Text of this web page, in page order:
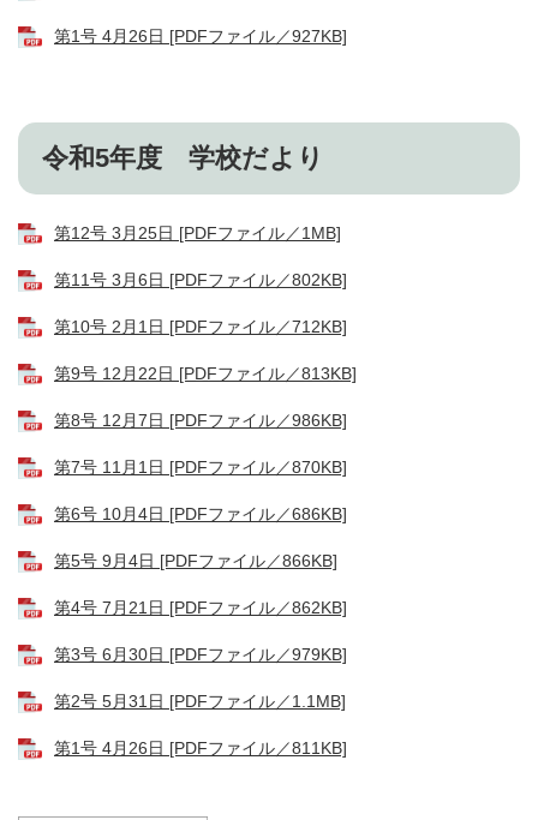
第1号 4月26日 [PDFファイル／927KB]
令和5年度 学校だより
第12号 3月25日 [PDFファイル／1MB]
第11号 3月6日 [PDFファイル／802KB]
第10号 2月1日 [PDFファイル／712KB]
第9号 12月22日 [PDFファイル／813KB]
第8号 12月7日 [PDFファイル／986KB]
第7号 11月1日 [PDFファイル／870KB]
第6号 10月4日 [PDFファイル／686KB]
第5号 9月4日 [PDFファイル／866KB]
第4号 7月21日 [PDFファイル／862KB]
第3号 6月30日 [PDFファイル／979KB]
第2号 5月31日 [PDFファイル／1.1MB]
第1号 4月26日 [PDFファイル／811KB]